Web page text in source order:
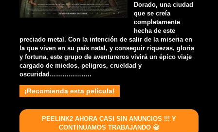
Dorado, una ciudad
que se creía
completamente
hecha de este
preciado metal. Con la intención de salir de la miseria en
la que viven en su país natal, y conseguir riquezas, gloria
y fortuna, este grupo de aventureros vivirá un épico viaje
cargado de miedos, peligros, crueldad y
oscuridad………………..
¡Recomienda esta película!
PEELINK2 AHORA CASI SIN ANUNCIOS !!! Y
CONTINUAMOS TRABAJANDO 😀